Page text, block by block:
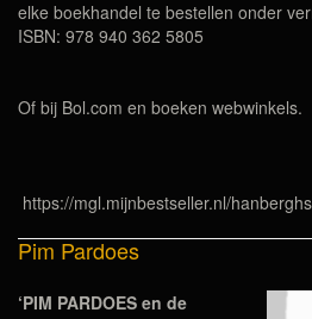
elke boekhandel te bestellen onder
ISBN: 978 940 362 5805
Of bij Bol.com en boeken webwinkels.
https://mgl.mijnbestseller.nl/hanberghs
Pim Pardoes
‘PIM PARDOES en de